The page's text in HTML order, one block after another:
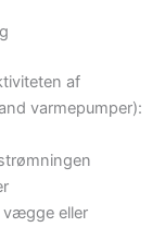
af
varmepumper):
vægge eller